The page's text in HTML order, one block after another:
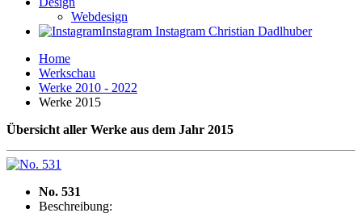
Webdesign
Instagram Instagram Christian Dadlhuber
Home
Werkschau
Werke 2010 - 2022
Werke 2015
Übersicht aller Werke aus dem Jahr 2015
No. 531
Beschreibung: